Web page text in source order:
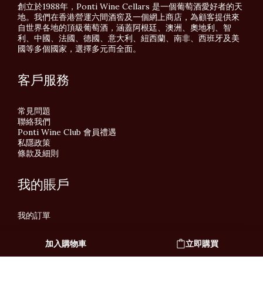
加入購物車 立即購買
創立於1988年，Ponti Wine Cellars 是一個葡萄酒愛好者的天
地。我們在香港營運六間酒窖及一個網上商店，為顧客提供來
自世界各地的頂級葡萄酒，涵蓋阿根廷、澳洲、奧地利、智
利、中國、法國、德國、意大利、紐西蘭、南非、西班牙及美
國等多個國家，選擇多元而全面。
客戶服務
常見問題
聯絡我們
Ponti Wine Club 會員禮遇
私隱政策
條款及細則
我的賬戶
我的訂單